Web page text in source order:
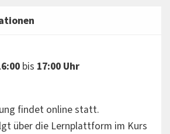
bis 17:00 Uhr
findet online statt.
über die Lernplattform im Kurs